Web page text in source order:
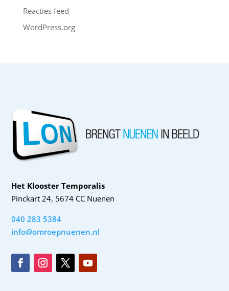
Reacties feed
WordPress.org
Het Klooster Temporalis
Pinckart 24, 5674 CC Nuenen
040 283 5384
info@omroepnuenen.nl